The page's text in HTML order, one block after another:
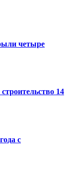
четыре
14
с